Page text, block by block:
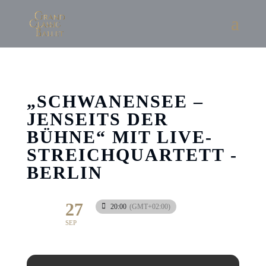
„SCHWANENSEE –
JENSEITS DER
BÜHNE“ MIT LIVE-
STREICHQUARTETT -
BERLIN
27
SEP
20:00 (GMT+02:00)